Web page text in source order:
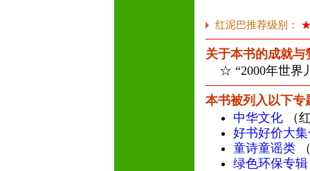
红泥巴推荐级别：
关于本书的成就与
☆ “2000年世界
本书被列入以下专
中华文化 （
好书好价大
童诗童谣类
绿色环保专辑